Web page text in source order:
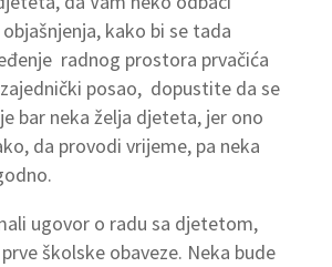
kako bi se tada
radnog prostora prvačića
posao, dopustite da se
bar neka želja djeteta, jer ono
da provodi vrijeme, pa neka
ugovor o radu sa djetetom,
školske obaveze. Neka bude